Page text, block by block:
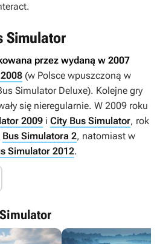
Simulator
przez wydaną w 2007
(w Polsce wpuszczoną w
Simulator Deluxe). Kolejne gry
się nieregularnie. W 2009 roku
2009 i City Bus Simulator, rok
Bus Simulatora 2, natomiast w
Simulator 2012.